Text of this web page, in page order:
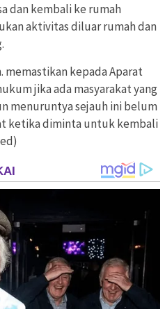
dan kembali ke rumah
aktivitas diluar rumah dan
memastikan kepada Aparat
jika ada masyarakat yang
menuruntya sejauh ini belum
ketika diminta untuk kembali